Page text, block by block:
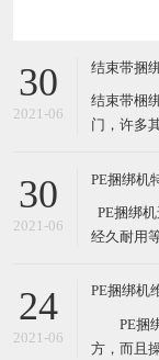
30
2021-06
结束带捆
结束带梱
门，许多
板） 通过
30
2021-06
PE捆绑机
PE捆绑
经久耐用
其体积小
捆包机的
24
2021-06
PE捆绑机
PE捆绑
方，而且